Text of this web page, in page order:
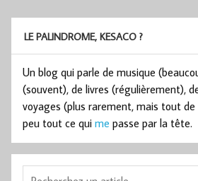
LE PALINDROME, KESACO ?
Un blog qui parle de musique
(souvent), de livres (régulièrement),
voyages (plus rarement, mais tout de
peu tout ce qui me passe par la tête.